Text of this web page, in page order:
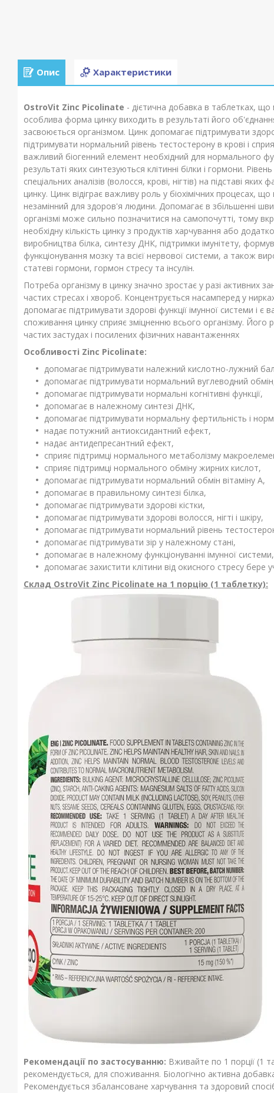
Опис Характеристики
OstroVit Zinc Picolinate - дієтична добавка в таблетках,
особлива форма цинку виходить в результаті його
засвоюється організмом. Цинк допомагає підтримувати
підтримувати нормальний рівень тестостерону в крові і
важливий біогенний елемент необхідний для нормального
результаті яких синтезуються клітинні білки і гормони.
спеціальних аналізів (волосся, крові, нігтів) на підставі
цинку. Цинк відіграє важливу роль у біохімічних процесах,
незамінний для здоров'я людини. Допомагає в збільшенні
організмі може сильно позначитися на самопочутті, тому
необхідну кількість цинку з продуктів харчування або
виробництва білка, синтезу ДНК, підтримки імунітету,
функціонування мозку та всієї нервової системи, а також
статеві гормони, гормон стресу та інсулін.
Потреба організму в цинку значно зростає у разі активних
частих стресах і хвороб. Концентрується насамперед у
допомагає підтримувати здорові функції імунної системи
споживання цинку сприяє зміцненню всього організму. Його
частих застудах і посилених фізичних навантаженнях
Особливості Zinc Picolinate:
допомагає підтримувати належний кислотно-лужний
допомагає підтримувати нормальний вуглеводний
допомагає підтримувати нормальні когнітивні функції,
допомагає в належному синтезі ДНК,
допомагає підтримувати нормальну фертильність і
надає потужний антиоксидантний ефект,
надає антидепресантний ефект,
сприяє підтримці нормального метаболізму
сприяє підтримці нормального обміну жирних кислот,
допомагає підтримувати нормальний обмін вітаміну А,
допомагає в правильному синтезі білка,
допомагає підтримувати здорові кістки,
допомагає підтримувати здорові волосся, нігті і шкіру,
допомагає підтримувати нормальний рівень
допомагає підтримувати зір у належному стані,
допомагає в належному функціонуванні імунної системи,
допомагає захистити клітини від окисного стресу бере
Склад OstroVit Zinc Picolinate на 1 порцію (1 таблетку):
Рекомендації по застосуванню: Вживайте по 1 порції (1
рекомендується, для споживання. Біологічно активна
Рекомендується збалансоване харчування та здоровий